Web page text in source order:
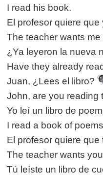
I read his book.
El profesor quiere
The teacher wants
¿Ya leyeron la nueva
Have they already
Juan, ¿Lees el libro?
John, are you reading
Yo leí un libro de
I read a book of
El profesor quiere
The teacher wants
Tú leíste un libro de